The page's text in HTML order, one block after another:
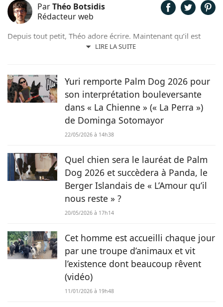
ParThéo Botsidis
Rédacteur web
LIRE LA SUITE
Depuis tout petit, Théo adore écrire. Maintenant qu’il est
rédacteur web, il partage avec plaisir ce qu’il découvre sur le
Yuri remporte Palm Dog 2026 pour
son interprétation bouleversante
dans « La Chienne » (« La Perra »)
de Dominga Sotomayor
22/05/2026 à 14h38
Quel chien sera le lauréat de Palm
Dog 2026 et succèdera à Panda, le
Berger Islandais de « L’Amour qu’il
nous reste » ?
20/05/2026 à 17h14
Cet homme est accueilli chaque jour
par une troupe d’animaux et vit
l’existence dont beaucoup rêvent
(vidéo)
11/01/2026 à 19h48